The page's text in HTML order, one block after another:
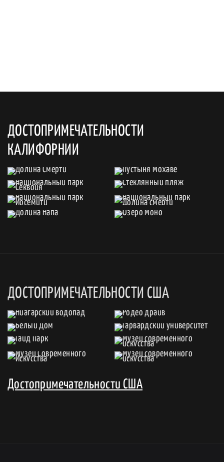
ДОСТОПРИМЕЧАТЕЛЬНОСТИ
КАЛИФОРНИИ
ДОСТОПРИМЕЧАТЕЛЬНОСТИ США
Достопримечательности США